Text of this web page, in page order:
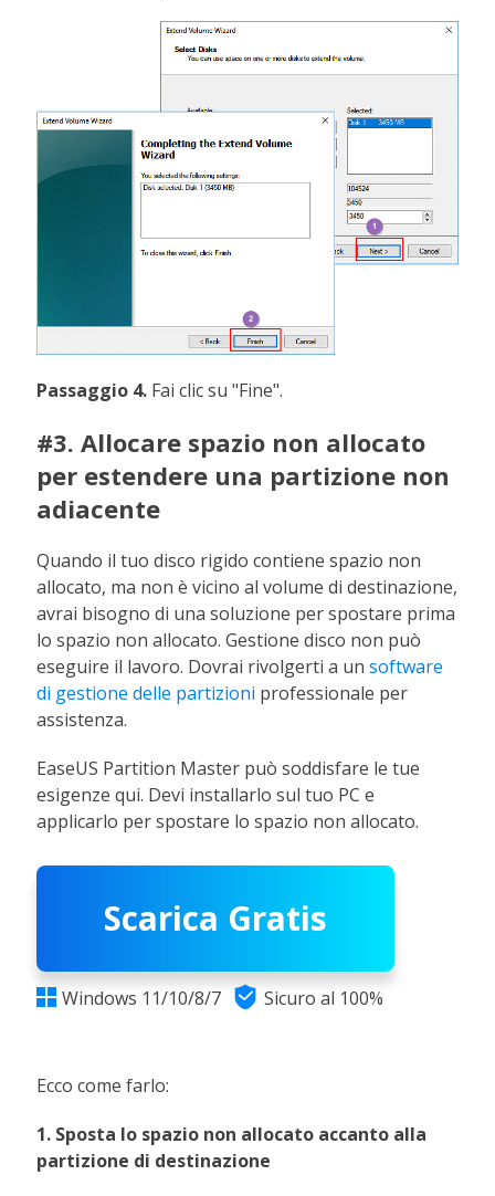
Passaggio 4. Fai clic su "Fine".
#3. Allocare spazio non allocato
per estendere una partizione non
adiacente
Quando il tuo disco rigido contiene spazio non
allocato, ma non è vicino al volume di destinazione,
avrai bisogno di una soluzione per spostare prima
lo spazio non allocato. Gestione disco non può
eseguire il lavoro. Dovrai rivolgerti a unsoftware
di gestione delle partizioni professionale per
assistenza.
EaseUS Partition Master può soddisfare le tue
esigenze qui. Devi installarlo sul tuo PC e
applicarlo per spostare lo spazio non allocato.
Scarica Gratis
 Windows 11/10/8/7  Sicuro al 100%
Ecco come farlo:
1. Sposta lo spazio non allocato accanto alla
partizione di destinazione